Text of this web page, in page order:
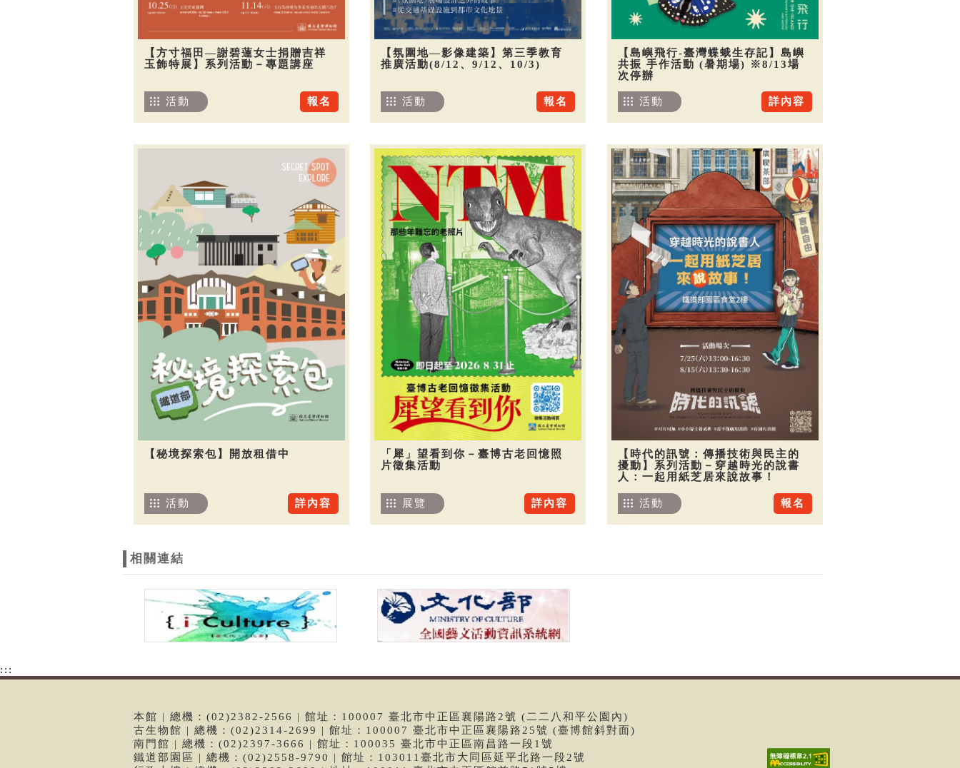
【方寸福田—謝碧蓮女士捐贈吉祥
玉飾特展】系列活動－專題講座
報名
活動
【氛圍地—影像建築】第三季教育
推廣活動(8/12、9/12、10/3)
報名
活動
【島嶼飛行-臺灣蝶蛾生存記】島嶼
共振 手作活動 (暑期場) ※8/13場
次停辦
詳內容
活動
【秘境探索包】開放租借中
詳內容
活動
「犀」望看到你－臺博古老回憶照
片徵集活動
詳內容
展覽
【時代的訊號：傳播技術與民主的
擾動】系列活動－穿越時光的說書
人：一起用紙芝居來說故事！
報名
活動
相關連結
:::
本館 | 總機：(02)2382-2566 | 館址：100007 臺北市中正區襄陽路2號 (二二八和平公園內)
古生物館 | 總機：(02)2314-2699 | 館址：100007 臺北市中正區襄陽路25號 (臺博館斜對面)
南門館 | 總機：(02)2397-3666 | 館址：100035 臺北市中正區南昌路一段1號
鐵道部園區 | 總機：(02)2558-9790 | 館址：103011臺北市大同區延平北路一段2號